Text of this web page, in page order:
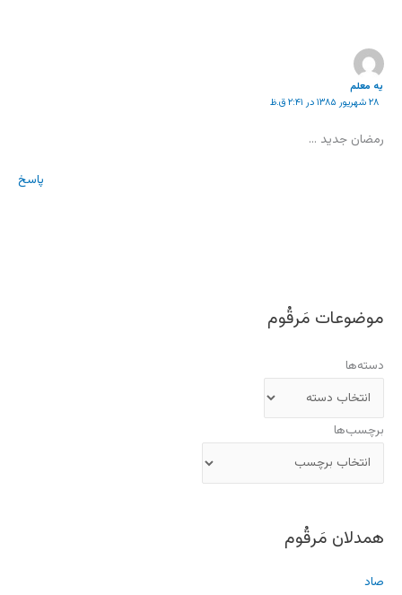
يه معلم
۲۸ شهریور ۱۳۸۵ در ۲:۴۱ ق.ظ
رمضان جديد …
پاسخ
موضوعات مَرقُوم
دسته‌ها
برچسب‌ها
همدلان مَرقُوم
صاد